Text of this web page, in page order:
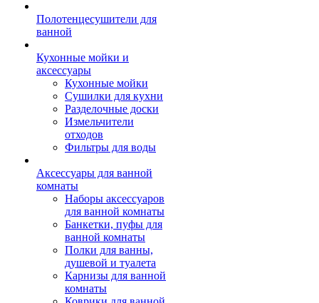
Полотенцесушители для
ванной
Кухонные мойки и
аксессуары
Кухонные мойки
Сушилки для кухни
Разделочные доски
Измельчители
отходов
Фильтры для воды
Аксессуары для ванной
комнаты
Наборы аксессуаров
для ванной комнаты
Банкетки, пуфы для
ванной комнаты
Полки для ванны,
душевой и туалета
Карнизы для ванной
комнаты